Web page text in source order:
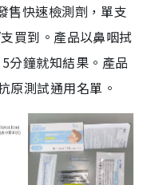
售快速檢測劑，單支
買到。產品以鼻咽拭
分鐘就知結果。產品
原測試通用名單。